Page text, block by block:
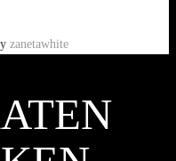
zanetawhite